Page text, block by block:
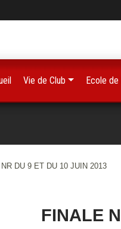
DU 9 ET DU 10 JUIN 2013
FINALE
Vie de Club Ecole